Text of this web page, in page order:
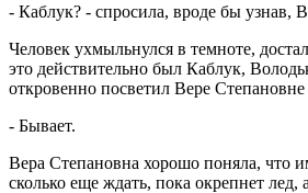
- Каблук? - спросила, вроде бы узнав,
Человек ухмыльнулся в темноте,
это действительно был Каблук,
откровенно посветил Вере
- Бывает.
Вера Степановна хорошо поняла, что
сколько еще ждать, пока окрепнет